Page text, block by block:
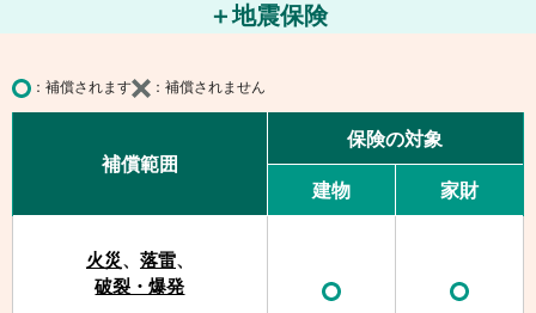
＋地震保険
補償されます 補償されません
補償範囲
保険の対象
建物 家財
火災、 落雷、
破裂・爆発